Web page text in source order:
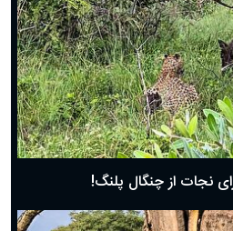
نجات از چنگال پلنگ!